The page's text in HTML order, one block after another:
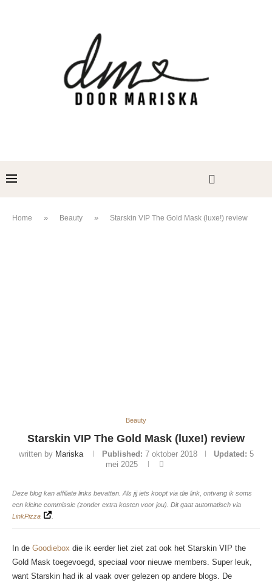
Home » Beauty » Starskin VIP The Gold Mask (luxe!) review
Beauty
Starskin VIP The Gold Mask (luxe!) review
written by Mariska Published: 7 oktober 2018 Updated: 5
mei 2025
Deze blog kan affiliate links bevatten. Als jij iets koopt via die link, ontvang ik soms
een kleine commissie (zonder extra kosten voor jou). Dit gaat automatisch via
LinkPizza
In de Goodiebox die ik eerder liet ziet zat ook het Starskin VIP the
Gold Mask toegevoegd, speciaal voor nieuwe members. Super leuk,
want Starskin had ik al vaak over gelezen op andere blogs. De